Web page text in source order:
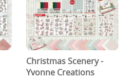
Christmas Scenery -
Yvonne Creations